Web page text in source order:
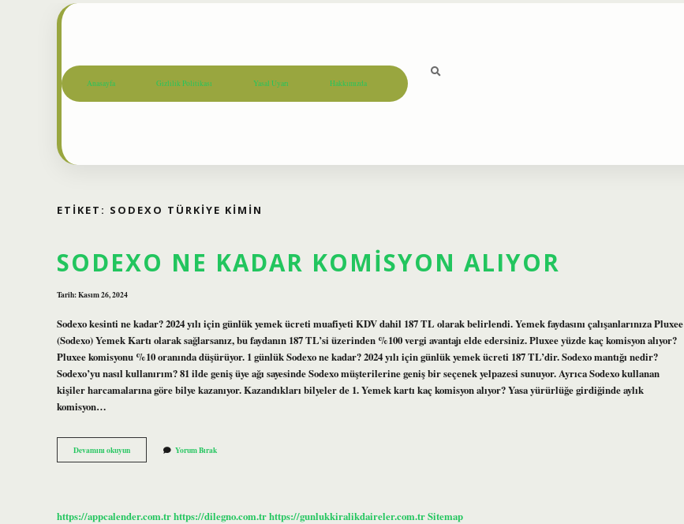
Anasayfa Gizlilik Politikası Yasal Uyarı Hakkımızda
ETIKET: SODEXO TÜRKIYE KIMIN
SODEXO NE KADAR KOMISYON ALIYOR
Tarih: Kasım 26, 2024
Sodexo kesinti ne kadar? 2024 yılı için günlük yemek ücreti muafiyeti KDV dahil 187 TL olarak belirlendi. Yemek faydasını çalışanlarınıza Pluxee
(Sodexo) Yemek Kartı olarak sağlarsanız, bu faydanın 187 TL’si üzerinden %100 vergi avantajı elde edersiniz. Pluxee yüzde kaç komisyon alıyor?
Pluxee komisyonu %10 oranında düşürüyor. 1 günlük Sodexo ne kadar? 2024 yılı için günlük yemek ücreti 187 TL’dir. Sodexo mantığı nedir?
Sodexo’yu nasıl kullanırım? 81 ilde geniş üye ağı sayesinde Sodexo müşterilerine geniş bir seçenek yelpazesi sunuyor. Ayrıca Sodexo kullanan
kişiler harcamalarına göre bilye kazanıyor. Kazandıkları bilyeler de 1. Yemek kartı kaç komisyon alıyor? Yasa yürürlüğe girdiğinde aylık
komisyon…
Devamını okuyunSodexo
Ne
Yorum Bırak
https://appcalender.com.trhttps://dilegno.com.trhttps://gunlukkiralikdaireler.com.trSitemap